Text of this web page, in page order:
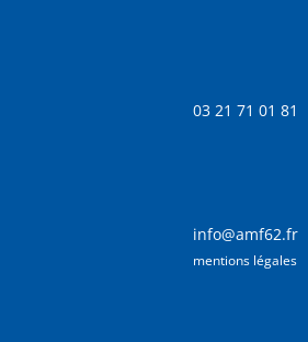
03 21 71 01 81
info@amf62.fr
mentions légales